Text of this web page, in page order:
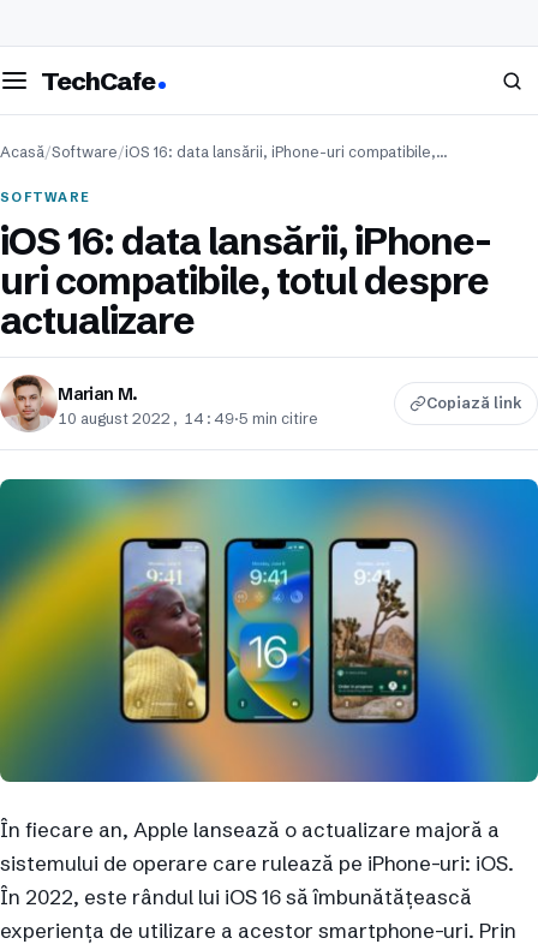
meniul
TechCafe Caută
Acasă/Software/iOS 16: data lansării, iPhone-uri compatibile,…
SOFTWARE
iOS 16: data lansării, iPhone-
uri compatibile, totul despre
actualizare
Marian M.
10 august 2022, 14:49·5 min citire
Copiază link
În fiecare an, Apple lansează o actualizare majoră a
sistemului de operare care rulează pe iPhone-uri: iOS.
În 2022, este rândul lui iOS 16 să îmbunătățească
experiența de utilizare a acestor smartphone-uri. Prin